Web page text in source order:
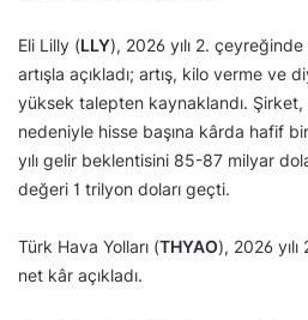
Eli Lilly (LLY), 2026 yılı 2.
artışla açıkladı; artış, kilo verme ve
yüksek talepten kaynaklandı. Şirket,
nedeniyle hisse başına kârda hafif
yılı gelir beklentisini 85-87 milyar
değeri 1 trilyon doları geçti.
Türk Hava Yolları (THYAO), 2026
net kâr açıkladı.